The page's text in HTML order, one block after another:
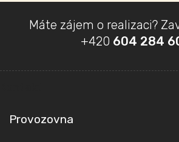
a
Máte zájem o realizaci?
+420 604 284
Provozovna